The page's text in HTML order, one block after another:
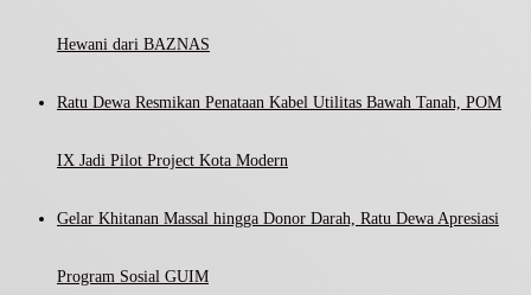
Hewani dari BAZNAS
Ratu Dewa Resmikan Penataan Kabel Utilitas Bawah Tanah, POM
IX Jadi Pilot Project Kota Modern
Gelar Khitanan Massal hingga Donor Darah, Ratu Dewa Apresiasi
Program Sosial GUIM